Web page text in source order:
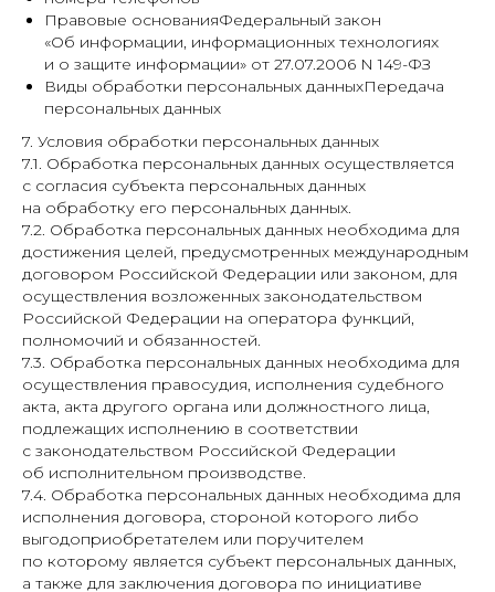
Правовые основанияФедеральный закон
«Об информации, информационных технологиях
и о защите информации» от 27.07.2006 N 149-ФЗ
Виды обработки персональных данныхПередача
персональных данных
7. Условия обработки персональных данных
7.1. Обработка персональных данных осуществляется
с согласия субъекта персональных данных
на обработку его персональных данных.
7.2. Обработка персональных данных необходима для
достижения целей, предусмотренных международным
договором Российской Федерации или законом, для
осуществления возложенных законодательством
Российской Федерации на оператора функций,
полномочий и обязанностей.
7.3. Обработка персональных данных необходима для
осуществления правосудия, исполнения судебного
акта, акта другого органа или должностного лица,
подлежащих исполнению в соответствии
с законодательством Российской Федерации
об исполнительном производстве.
7.4. Обработка персональных данных необходима для
исполнения договора, стороной которого либо
выгодоприобретателем или поручителем
по которому является субъект персональных данных,
а также для заключения договора по инициативе